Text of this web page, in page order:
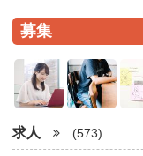
募集
求人 (573)